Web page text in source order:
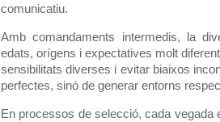
comunicatiu.
Amb comandaments intermedis, la
edats, orígens i expectatives molt
sensibilitats diverses i evitar biaixos
perfectes, sinó de generar entorns
En processos de selecció, cada vegada